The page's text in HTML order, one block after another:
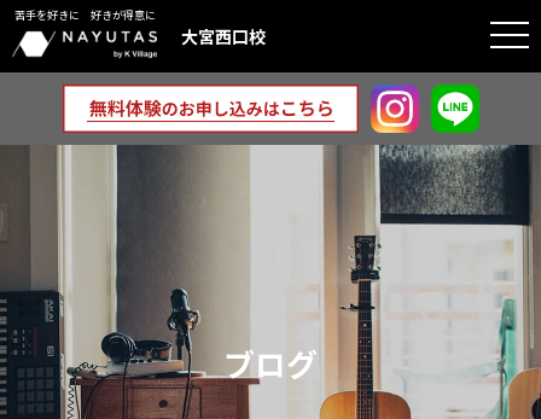
苦手を好きに 好きが得意に
大宮西口校
ブログ